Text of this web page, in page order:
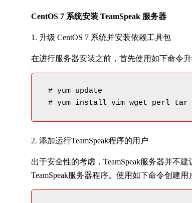
CentOS 7 系统安装 TeamSpeak 服务器
1. 升级 CentOS 7 系统并安装依赖工具包
在进行服务器安装之前，首先使用如下命令升
# yum update
# yum install vim wget perl tar
2. 添加运行TeamSpeak程序的用户
出于安全性的考虑，TeamSpeak服务器并不
TeamSpeak服务器程序。使用如下命令创建用